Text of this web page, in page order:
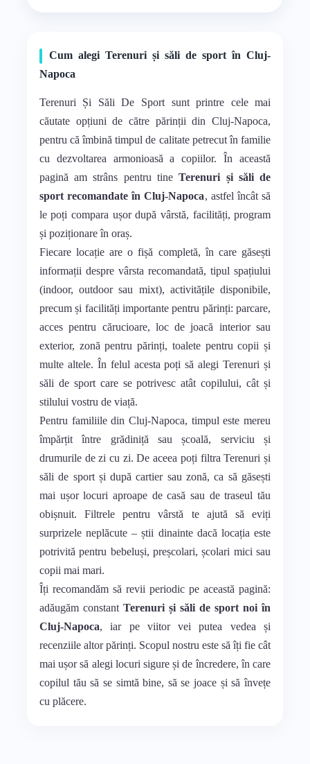
Cum alegi Terenuri și săli de sport în Cluj-
Napoca
Terenuri Și Săli De Sport sunt printre cele mai
căutate opțiuni de către părinții din Cluj-Napoca,
pentru că îmbină timpul de calitate petrecut în familie
cu dezvoltarea armonioasă a copiilor. În această
pagină am strâns pentru tineTerenuri și săli de
sport recomandate în Cluj-Napoca, astfel încât să
le poți compara ușor după vârstă, facilități, program
și poziționare în oraș.
Fiecare locație are o fișă completă, în care găsești
informații despre vârsta recomandată, tipul spațiului
(indoor, outdoor sau mixt), activitățile disponibile,
precum și facilități importante pentru părinți: parcare,
acces pentru cărucioare, loc de joacă interior sau
exterior, zonă pentru părinți, toalete pentru copii și
multe altele. În felul acesta poți să alegi Terenuri și
săli de sport care se potrivesc atât copilului, cât și
stilului vostru de viață.
Pentru familiile din Cluj-Napoca, timpul este mereu
împărțit între grădiniță sau școală, serviciu și
drumurile de zi cu zi. De aceea poți filtra Terenuri și
săli de sport și după cartier sau zonă, ca să găsești
mai ușor locuri aproape de casă sau de traseul tău
obișnuit. Filtrele pentru vârstă te ajută să eviți
surprizele neplăcute – știi dinainte dacă locația este
potrivită pentru bebeluși, preșcolari, școlari mici sau
copii mai mari.
Îți recomandăm să revii periodic pe această pagină:
adăugăm constant Terenuri și săli de sport noi în
Cluj-Napoca, iar pe viitor vei putea vedea și
recenziile altor părinți. Scopul nostru este să îți fie cât
mai ușor să alegi locuri sigure și de încredere, în care
copilul tău să se simtă bine, să se joace și să învețe
cu plăcere.